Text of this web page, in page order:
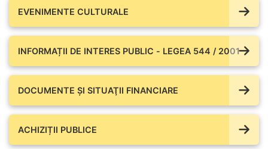
EVENIMENTE CULTURALE
INFORMAȚII DE INTERES PUBLIC - LEGEA 544 / 2001
DOCUMENTE ŞI SITUAŢII FINANCIARE
ACHIZIȚII PUBLICE